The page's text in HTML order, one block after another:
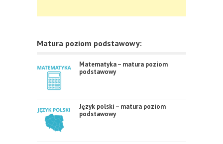
Matura poziom podstawowy:
Matematyka – matura poziom
podstawowy
Język polski – matura poziom
podstawowy